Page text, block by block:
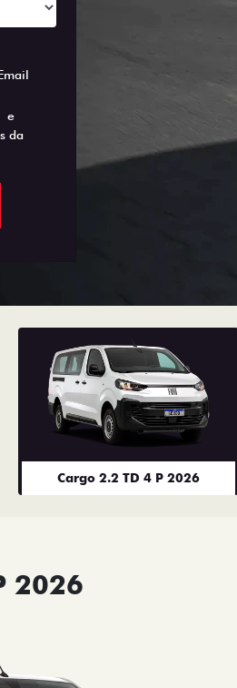
e
da
Cargo 2.2 TD 4 P 2026
2026